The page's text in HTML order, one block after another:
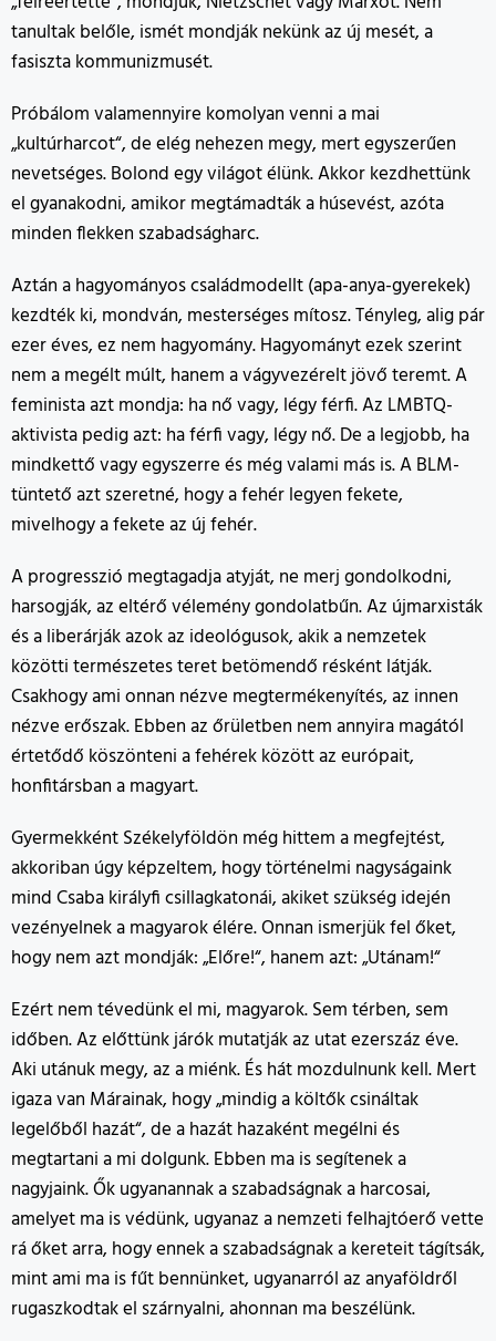
tanultak belőle, ismét mondják nekünk az új mesét, a
fasiszta kommunizmusét.
Próbálom valamennyire komolyan venni a mai
„kultúrharcot“, de elég nehezen megy, mert egyszerűen
nevetséges. Bolond egy világot élünk. Akkor kezdhettünk
el gyanakodni, amikor megtámadták a húsevést, azóta
minden flekken szabadságharc.
Aztán a hagyományos családmodellt (apa-anya-gyerekek)
kezdték ki, mondván, mesterséges mítosz. Tényleg, alig pár
ezer éves, ez nem hagyomány. Hagyományt ezek szerint
nem a megélt múlt, hanem a vágyvezérelt jövő teremt. A
feminista azt mondja: ha nő vagy, légy férfi. Az LMBTQ-
aktivista pedig azt: ha férfi vagy, légy nő. De a legjobb, ha
mindkettő vagy egyszerre és még valami más is. A BLM-
tüntető azt szeretné, hogy a fehér legyen fekete,
mivelhogy a fekete az új fehér.
A progresszió megtagadja atyját, ne merj gondolkodni,
harsogják, az eltérő vélemény gondolatbűn. Az újmarxisták
és a liberárják azok az ideológusok, akik a nemzetek
közötti természetes teret betömendő résként látják.
Csakhogy ami onnan nézve megtermékenyítés, az innen
nézve erőszak. Ebben az őrületben nem annyira magától
értetődő köszönteni a fehérek között az európait,
honfitársban a magyart.
Gyermekként Székelyföldön még hittem a megfejtést,
akkoriban úgy képzeltem, hogy történelmi nagyságaink
mind Csaba királyfi csillagkatonái, akiket szükség idején
vezényelnek a magyarok élére. Onnan ismerjük fel őket,
hogy nem azt mondják: „Előre!“, hanem azt: „Utánam!“
Ezért nem tévedünk el mi, magyarok. Sem térben, sem
időben. Az előttünk járók mutatják az utat ezerszáz éve.
Aki utánuk megy, az a miénk. És hát mozdulnunk kell. Mert
igaza van Márainak, hogy „mindig a költők csináltak
legelőből hazát“, de a hazát hazaként megélni és
megtartani a mi dolgunk. Ebben ma is segítenek a
nagyjaink. Ők ugyanannak a szabadságnak a harcosai,
amelyet ma is védünk, ugyanaz a nemzeti felhajtóerő vette
rá őket arra, hogy ennek a szabadságnak a kereteit tágítsák,
mint ami ma is fűt bennünket, ugyanarról az anyaföldről
rugaszkodtak el szárnyalni, ahonnan ma beszélünk.